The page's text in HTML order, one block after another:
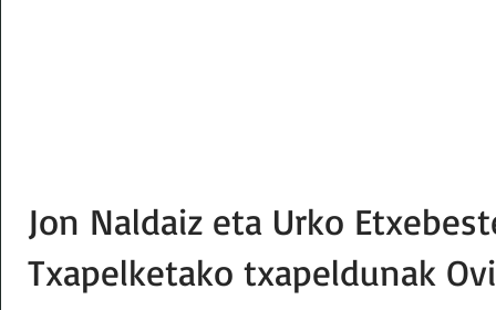
Jon Naldaiz eta Urko
Txapelketako txapeldunak